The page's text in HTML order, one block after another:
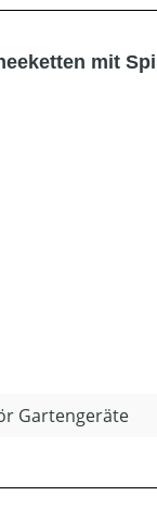
mit
Gartengeräte